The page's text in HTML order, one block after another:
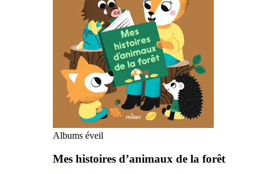
Albums éveil
Mes histoires d’animaux de la forêt